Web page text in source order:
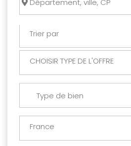
Trier par
CHOISIR TYPE DE L'OFFRE
Type de bien
France